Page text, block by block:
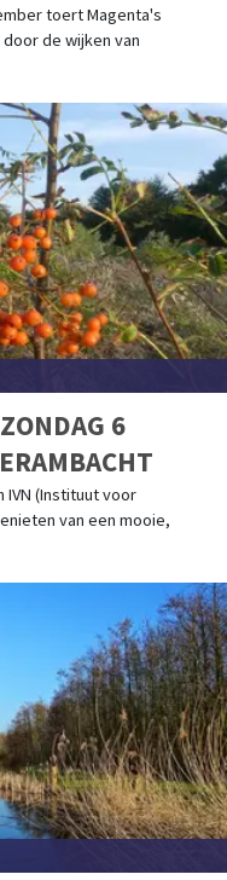
toert Magenta's
de wijken van
6
IVN (Instituut voor
van een mooie,